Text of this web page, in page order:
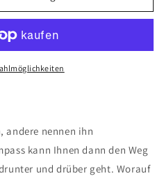
andere nennen ihn
kann Ihnen dann den Weg
und drüber geht. Worauf